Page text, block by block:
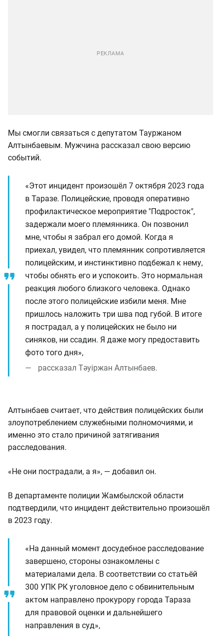
Мы смогли связаться с депутатом Тауржаном
Алтынбаевым. Мужчина рассказал свою версию
событий.
«Этот инцидент произошёл 7 октября 2023 года
в Таразе. Полицейские, проводя оперативно
профилактическое мероприятие "Подросток",
задержали моего племянника. Он позвонил
мне, чтобы я забрал его домой. Когда я
приехал, увидел, что племянник сопротивляется
полицейским, и инстинктивно подбежал к нему,
чтобы обнять его и успокоить. Это нормальная
реакция любого близкого человека. Однако
после этого полицейские избили меня. Мне
пришлось наложить три шва под губой. В итоге
я пострадал, а у полицейских не было ни
синяков, ни ссадин. Я даже могу предоставить
фото того дня»,
рассказал Тәуіржан Алтынбаев.
Алтынбаев считает, что действия полицейских были
злоупотреблением служебными полномочиями, и
именно это стало причиной затягивания
расследования.
«Не они пострадали, а я», — добавил он.
В департаменте полиции Жамбылской области
подтвердили, что инцидент действительно произошёл
в 2023 году.
«На данный момент досудебное расследование
завершено, стороны ознакомлены с
материалами дела. В соответствии со статьёй
300 УПК РК уголовное дело с обвинительным
актом направлено прокурору города Тараза
для правовой оценки и дальнейшего
направления в суд»,